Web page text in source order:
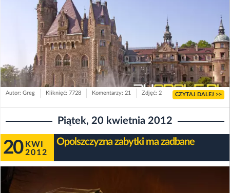
Autor: Greg Kliknięć: 7728 Komentarzy: 21 Zdjęć: 2 CZYTAJ DALEJ >>
Piątek, 20 kwietnia 2012
20 KWI
2012
Opolszczyzna zabytki ma zadbane